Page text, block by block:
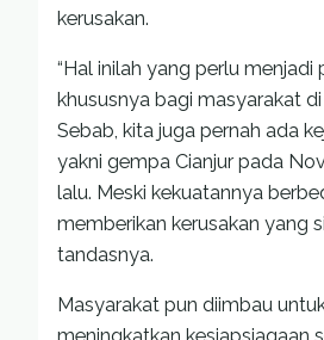
kerusakan.
“Hal inilah yang perlu menjadi
khususnya bagi masyarakat
Sebab, kita juga pernah ada
yakni gempa Cianjur pada
lalu. Meski kekuatannya
memberikan kerusakan yang
tandasnya.
Masyarakat pun diimbau